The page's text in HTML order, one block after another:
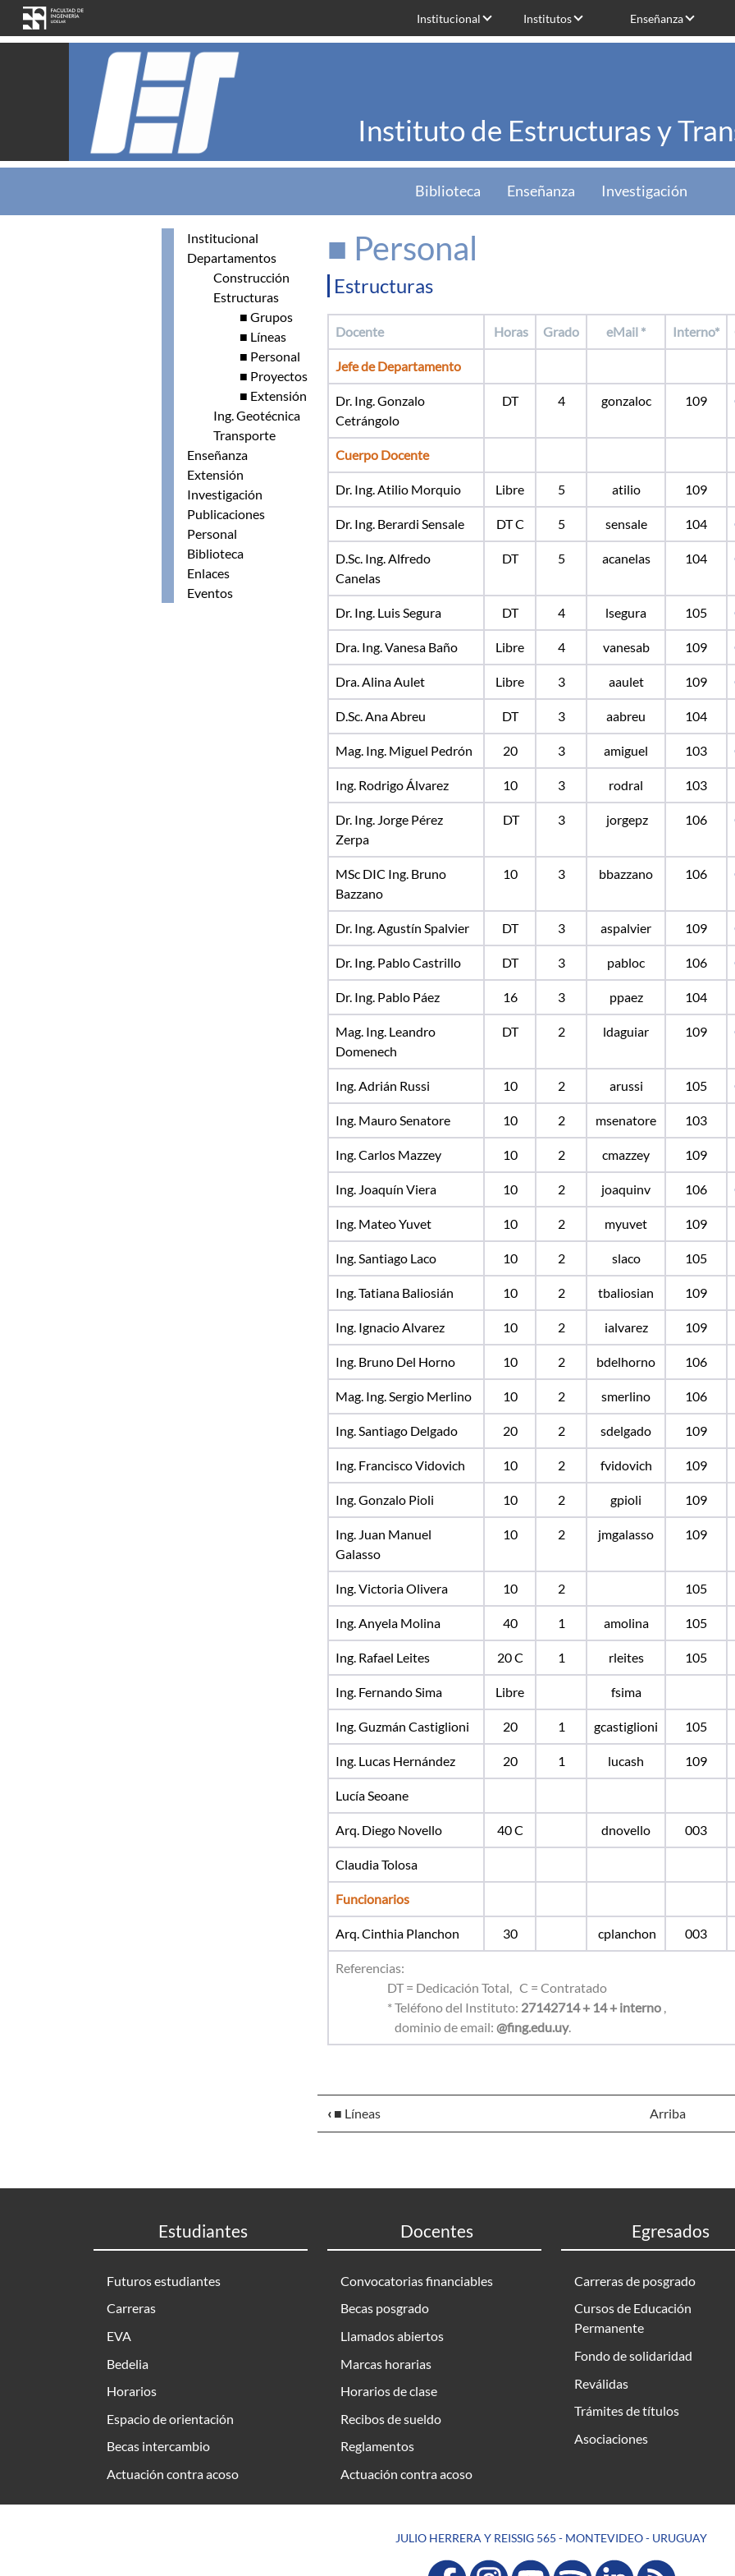
Pasar al contenido principal
Institucional Institutos Enseñanza
Instituto de Estructuras y
Biblioteca Enseñanza Investigación
Institucional
Departamentos
Construcción
Estructuras
■ Grupos
■ Líneas
■ Personal
■ Proyectos
■ Extensión
Ing. Geotécnica
Transporte
Enseñanza
Extensión
Investigación
Publicaciones
Personal
Biblioteca
Enlaces
Eventos
■ Personal
Estructuras
Docente Horas Grado eMail * Interno*
Jefe de Departamento
Dr. Ing. Gonzalo
Cetrángolo
DT 4 gonzaloc 109
Cuerpo Docente
Dr. Ing. Atilio Morquio Libre 5 atilio 109
Dr. Ing. Berardi Sensale DT C 5 sensale 104
D.Sc. Ing. Alfredo
Canelas
DT 5 acanelas 104
Dr. Ing. Luis Segura DT 4 lsegura 105
Dra. Ing. Vanesa Baño Libre 4 vanesab 109
Dra. Alina Aulet Libre 3 aaulet 109
D.Sc. Ana Abreu DT 3 aabreu 104
Mag. Ing. Miguel Pedrón 20 3 amiguel 103
Ing. Rodrigo Álvarez 10 3 rodral 103
Dr. Ing. Jorge Pérez
Zerpa
DT 3 jorgepz 106
MSc DIC Ing. Bruno
Bazzano
10 3 bbazzano 106
Dr. Ing. Agustín Spalvier DT 3 aspalvier 109
Dr. Ing. Pablo Castrillo DT 3 pabloc 106
Dr. Ing. Pablo Páez 16 3 ppaez 104
Mag. Ing. Leandro
Domenech
DT 2 ldaguiar 109
Ing. Adrián Russi 10 2 arussi 105
Ing. Mauro Senatore 10 2 msenatore 103
Ing. Carlos Mazzey 10 2 cmazzey 109
Ing. Joaquín Viera 10 2 joaquinv 106
Ing. Mateo Yuvet 10 2 myuvet 109
Ing. Santiago Laco 10 2 slaco 105
Ing. Tatiana Baliosián 10 2 tbaliosian 109
Ing. Ignacio Alvarez 10 2 ialvarez 109
Ing. Bruno Del Horno 10 2 bdelhorno 106
Mag. Ing. Sergio Merlino 10 2 smerlino 106
Ing. Santiago Delgado 20 2 sdelgado 109
Ing. Francisco Vidovich 10 2 fvidovich 109
Ing. Gonzalo Pioli 10 2 gpioli 109
Ing. Juan Manuel
Galasso
10 2 jmgalasso 109
Ing. Victoria Olivera 10 2 105
Ing. Anyela Molina 40 1 amolina 105
Ing. Rafael Leites 20 C 1 rleites 105
Ing. Fernando Sima Libre fsima
Ing. Guzmán Castiglioni 20 1 gcastiglioni 105
Ing. Lucas Hernández 20 1 lucash 109
Lucía Seoane
Arq. Diego Novello 40 C dnovello 003
Claudia Tolosa
Funcionarios
Arq. Cinthia Planchon 30 cplanchon 003
Referencias:
DT = Dedicación Total, C = Contratado
* Teléfono del Instituto: 27142714 + 14 + interno ,
dominio de email: @fing.edu.uy.
‹ ■ Líneas Arriba
Estudiantes
Futuros estudiantes
Carreras
EVA
Bedelia
Horarios
Espacio de orientación
Becas intercambio
Actuación contra acoso
Docentes
Convocatorias financiables
Becas posgrado
Llamados abiertos
Marcas horarias
Horarios de clase
Recibos de sueldo
Reglamentos
Actuación contra acoso
Egresados
Carreras de posgrado
Cursos de Educación
Permanente
Fondo de solidaridad
Reválidas
Trámites de títulos
Asociaciones
JULIO HERRERA Y REISSIG 565 - MONTEVIDEO - URUGUAY